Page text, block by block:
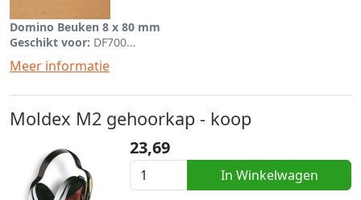
Domino Beuken 8 x 80 mm
Geschikt voor: DF700
Per stuk mee te bestellen bij de dominofrees
Meer informatie
Moldex M2 gehoorkap - koop
23,69
In Winkelwagen